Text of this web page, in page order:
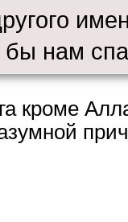
нам
кроме